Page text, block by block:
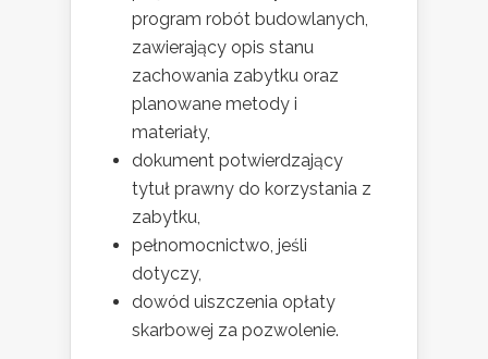
program robót budowlanych,
zawierający opis stanu
zachowania zabytku oraz
planowane metody i
materiały,
dokument potwierdzający
tytuł prawny do korzystania z
zabytku,
pełnomocnictwo, jeśli
dotyczy,
dowód uiszczenia opłaty
skarbowej za pozwolenie.